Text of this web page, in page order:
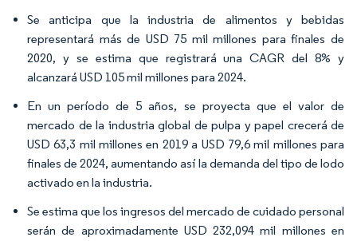
Se anticipa que la industria de alimentos y bebidas
representará más de USD 75 mil millones para finales de
2020, y se estima que registrará una CAGR del 8% y
alcanzará USD 105 mil millones para 2024.
En un período de 5 años, se proyecta que el valor de
mercado de la industria global de pulpa y papel crecerá de
USD 63,3 mil millones en 2019 a USD 79,6 mil millones para
finales de 2024, aumentando así la demanda del tipo de lodo
activado en la industria.
Se estima que los ingresos del mercado de cuidado personal
serán de aproximadamente USD 232,094 mil millones en